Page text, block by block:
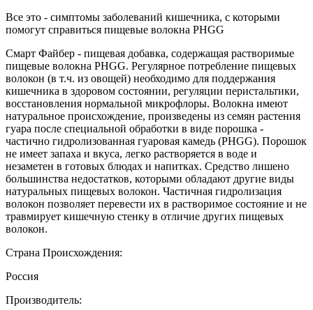
Все это - симптомы заболеваний кишечника, с которыми
помогут справиться пищевые волокна PHGG
Смарт Файбер - пищевая добавка, содержащая растворимые
пищевые волокна PHGG. Регулярное потребление пищевых
волокон (в т.ч. из овощей) необходимо для поддержания
кишечника в здоровом состоянии, регуляции перистальтики,
восстановления нормальной микрофлоры. Волокна имеют
натуральное происхождение, произведены из семян растения
гуара после специальной обработки в виде порошка -
частично гидролизованная гуаровая камедь (PHGG). Порошок
не имеет запаха и вкуса, легко растворяется в воде и
незаметен в готовых блюдах и напитках. Средство лишено
большинства недостатков, которыми обладают другие виды
натуральных пищевых волокон. Частичная гидролизация
волокон позволяет перевести их в растворимое состояние и не
травмирует кишечную стенку в отличие других пищевых
волокон.
Страна Происхождения:
Россия
Производитель: